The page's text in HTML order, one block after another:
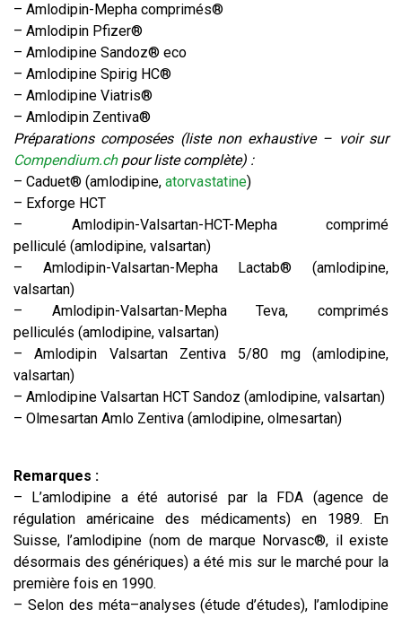
– Amlodipin-Mepha comprimés®
– Amlodipin Pfizer®
– Amlodipine Sandoz® eco
– Amlodipine Spirig HC®
– Amlodipine Viatris®
– Amlodipin Zentiva®
Préparations composées (liste non exhaustive – voir sur
Compendium.chpour liste complète) :
– Caduet® (amlodipine, atorvastatine)
– Exforge HCT
– Amlodipin-Valsartan-HCT-Mepha comprimé
pelliculé (amlodipine, valsartan)
– Amlodipin-Valsartan-Mepha Lactab® (amlodipine,
valsartan)
– Amlodipin-Valsartan-Mepha Teva, comprimés
pelliculés (amlodipine, valsartan)
– Amlodipin Valsartan Zentiva 5/80 mg (amlodipine,
valsartan)
– Amlodipine Valsartan HCT Sandoz (amlodipine, valsartan)
– Olmesartan Amlo Zentiva (amlodipine, olmesartan)
Remarques :
– L’amlodipine a été autorisé par la FDA (agence de
régulation américaine des médicaments) en 1989. En
Suisse, l’amlodipine (nom de marque Norvasc®, il existe
désormais des génériques) a été mis sur le marché pour la
première fois en 1990.
– Selon des méta–analyses (étude d’études), l’amlodipine